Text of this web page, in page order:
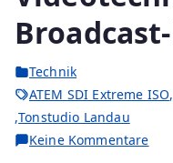
Technik
ATEM SDI Extreme ISO,
,Tonstudio Landau
Keine Kommentare